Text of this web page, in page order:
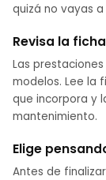
quizá no vayas a
Revisa la
Las
modelos. Lee la
que incorpora y
mantenimiento.
Elige
Antes de